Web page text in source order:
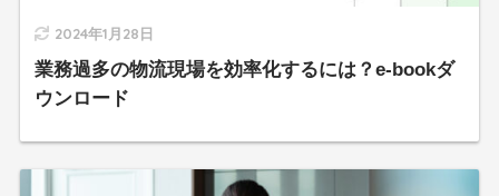
2024年1月28日
業務過多の物流現場を効率化するには？e-bookダ
ウンロード